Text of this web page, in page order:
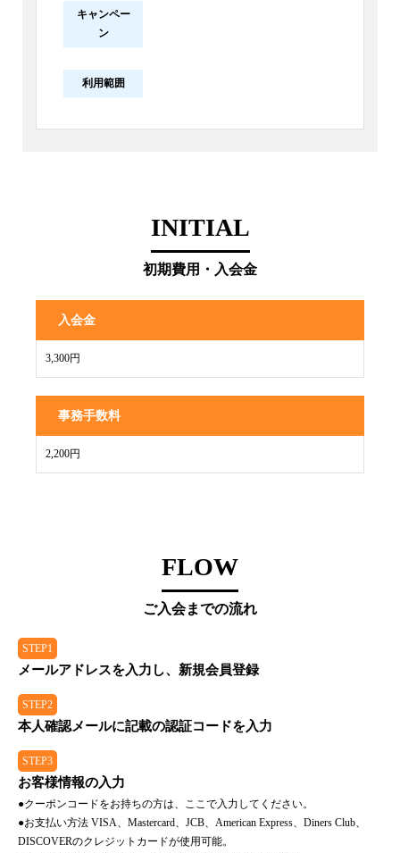
キャンペー
ン
利用範囲
INITIAL
初期費用・入会金
入会金
3,300円
事務手数料
2,200円
FLOW
ご入会までの流れ
STEP1
メールアドレスを入力し、新規会員登録
STEP2
本人確認メールに記載の認証コードを入力
STEP3
お客様情報の入力
●クーポンコードをお持ちの方は、ここで入力してください。
●お支払い方法 VISA、Mastercard、JCB、American Express、Diners Club、
DISCOVERのクレジットカードが使用可能。